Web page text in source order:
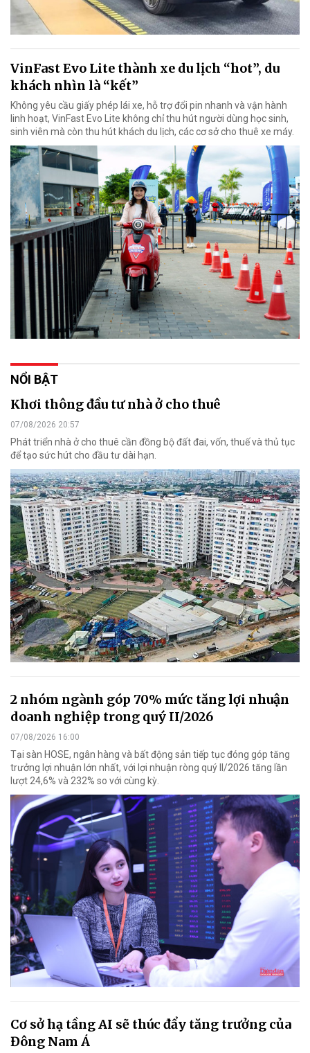
VinFast Evo Lite thành xe du lịch “hot”, du
khách nhìn là “kết”
Không yêu cầu giấy phép lái xe, hỗ trợ đổi pin nhanh và vận hành
linh hoạt, VinFast Evo Lite không chỉ thu hút người dùng học sinh,
sinh viên mà còn thu hút khách du lịch, các cơ sở cho thuê xe máy.
NỔI BẬT
Khơi thông đầu tư nhà ở cho thuê
07/08/2026 20:57
Phát triển nhà ở cho thuê cần đồng bộ đất đai, vốn, thuế và thủ tục
để tạo sức hút cho đầu tư dài hạn.
2 nhóm ngành góp 70% mức tăng lợi nhuận
doanh nghiệp trong quý II/2026
07/08/2026 16:00
Tại sàn HOSE, ngân hàng và bất động sản tiếp tục đóng góp tăng
trưởng lợi nhuận lớn nhất, với lợi nhuận ròng quý II/2026 tăng lần
lượt 24,6% và 232% so với cùng kỳ.
Cơ sở hạ tầng AI sẽ thúc đẩy tăng trưởng của
Đông Nam Á